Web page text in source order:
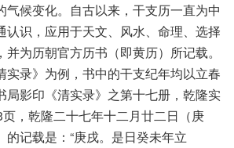
气候变化。自古以来，干支历一直为中
认识，应用于天文、风水、命理、选择
为历朝官方历书（即黄历）所记载。
实录》为例，书中的干支纪年均以立春
局影印《清实录》之第十七册，乾隆实
，乾隆二十七年十二月廿二日（庚
的记载是：“庚戌。是日癸未年立